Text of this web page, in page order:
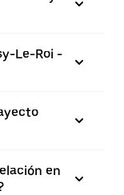
Le-Roi -
en